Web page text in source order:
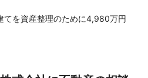
てを資産整理のために4,980万円